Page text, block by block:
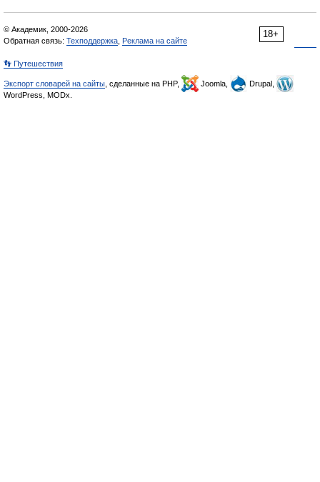
18+
© Академик, 2000-2026
Обратная связь: Техподдержка Реклама на сайте
👣 Путешествия
Экспорт словарей на сайты , сделанные на PHP, Joomla,
Drupal,
WordPress, MODx.